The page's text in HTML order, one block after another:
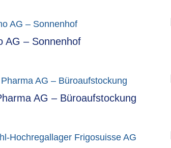
AG – Sonnenhof
AG – Büroaufstockung